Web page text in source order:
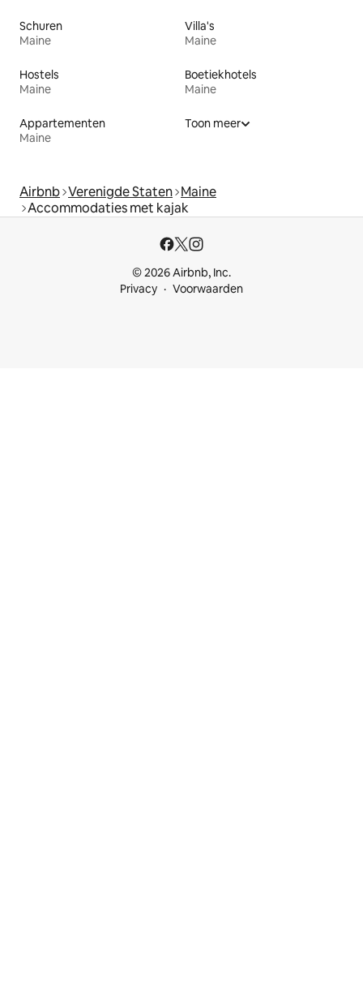
Schuren
Maine
Villa's
Maine
Hostels
Maine
Boetiekhotels
Maine
Appartementen
Maine
Toon meer
Airbnb Verenigde Staten Maine
Accommodaties met kajak
© 2026 Airbnb, Inc.
Privacy
Voorwaarden